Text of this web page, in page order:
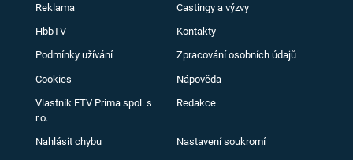
Reklama Castingy a výzvy
HbbTV Kontakty
Podmínky užívání Zpracování osobních údajů
Cookies Nápověda
Vlastník FTV Prima spol. s
r.o.
Redakce
Nahlásit chybu Nastavení soukromí